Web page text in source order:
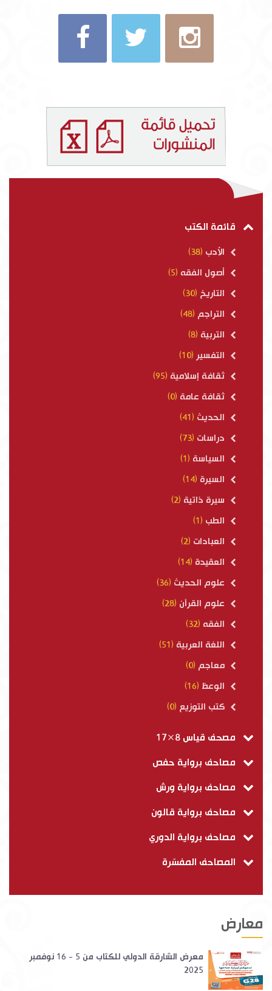
قائمة الكتب
الأدب (38)
أصول الفقه (5)
التاريخ (30)
التراجم (48)
التربية (8)
التفسير (10)
ثقافة إسلامية (95)
ثقافة عامة (0)
الحديث (41)
دراسات (73)
السياسة (1)
السيرة (14)
سيرة ذاتية (2)
الطب (1)
العبادات (2)
العقيدة (14)
علوم الحديث (36)
علوم القرآن (28)
الفقه (32)
اللغة العربية (51)
معاجم (0)
الوعظ (16)
كتب التوزيع (0)
مصحف قياس 8×17
مصاحف برواية حفص
مصاحف برواية ورش
مصاحف برواية قالون
مصاحف برواية الدوري
المصاحف المفسّرة
معارض
معرض الشارقة الدولي للكتاب من 5 - 16 نوفمبر
2025